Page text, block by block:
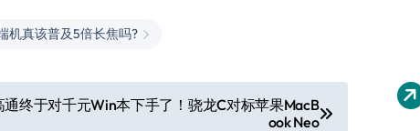
机真该普及5倍长焦吗?
通终于对千元Win本下手了！骁龙C对标苹果MacB
ook Neo